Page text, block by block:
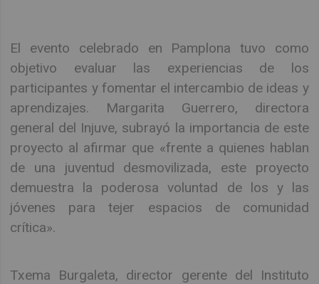
El evento celebrado en Pamplona tuvo como
objetivo evaluar las experiencias de los
participantes y fomentar el intercambio de ideas y
aprendizajes. Margarita Guerrero, directora
general del Injuve, subrayó la importancia de este
proyecto al afirmar que «frente a quienes hablan
de una juventud desmovilizada, este proyecto
demuestra la poderosa voluntad de los y las
jóvenes para tejer espacios de comunidad
crítica».
Txema Burgaleta, director gerente del Instituto